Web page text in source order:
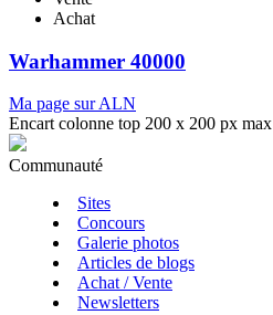
Achat
Warhammer 40000
Ma page sur ALN
Encart colonne top 200 x 200 px max
Communauté
Sites
Concours
Galerie photos
Articles de blogs
Achat / Vente
Newsletters